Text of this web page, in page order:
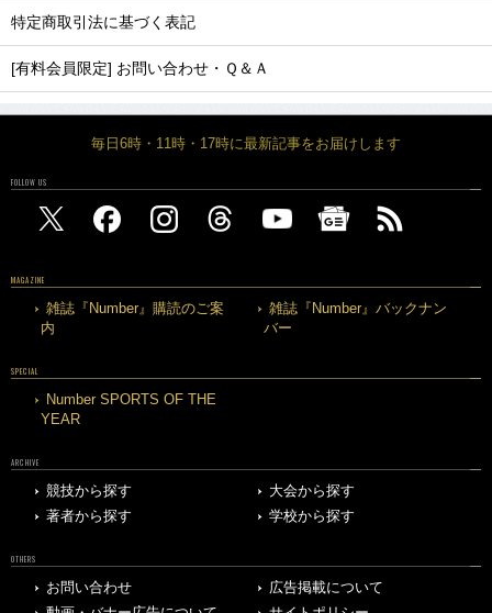
特定商取引法に基づく表記
[有料会員限定] お問い合わせ・Ｑ＆Ａ
毎日6時・11時・17時に最新記事をお届けします
FOLLOW US
MAGAZINE
雑誌『Number』購読のご案
内
雑誌『Number』バックナン
バー
SPECIAL
Number SPORTS OF THE
YEAR
ARCHIVE
競技から探す
大会から探す
著者から探す
学校から探す
OTHERS
お問い合わせ
広告掲載について